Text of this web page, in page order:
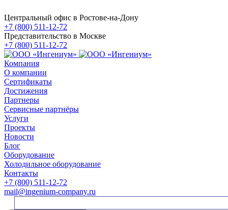
Центральный офис в Ростове-на-Дону
+7 (800) 511-12-72
Представительство в Москве
+7 (800) 511-12-72
Компания
О компании
Сертификаты
Достижения
Партнеры
Сервисные партнёры
Услуги
Проекты
Новости
Блог
Оборудование
Холодильное оборудование
Контакты
+7 (800) 511-12-72
mail@ingenium-company.ru